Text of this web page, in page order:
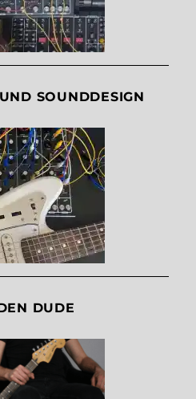
SOUNDDESIGN
DUDE